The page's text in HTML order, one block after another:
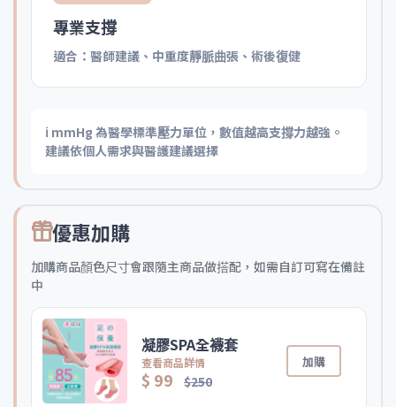
專業支撐
適合：醫師建議、中重度靜脈曲張、術後復健
ℹ️ mmHg 為醫學標準壓力單位，數值越高支撐力越強。
建議依個人需求與醫護建議選擇
優惠加購
加購商品顏色尺寸會跟隨主商品做搭配，如需自訂可寫在備註
中
凝膠SPA全襪套
查看商品詳情
$ 99 $250
加購